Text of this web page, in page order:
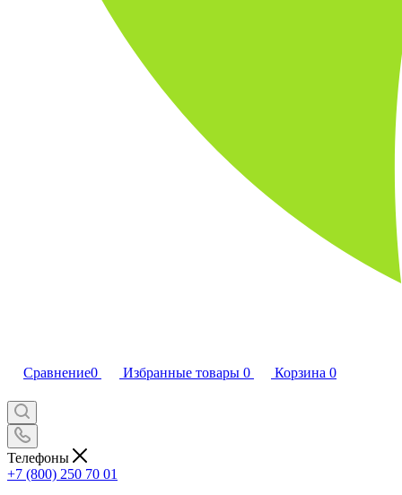
Сравнение0 Избранные товары 0 Корзина 0
Телефоны
+7 (800) 250 70 01